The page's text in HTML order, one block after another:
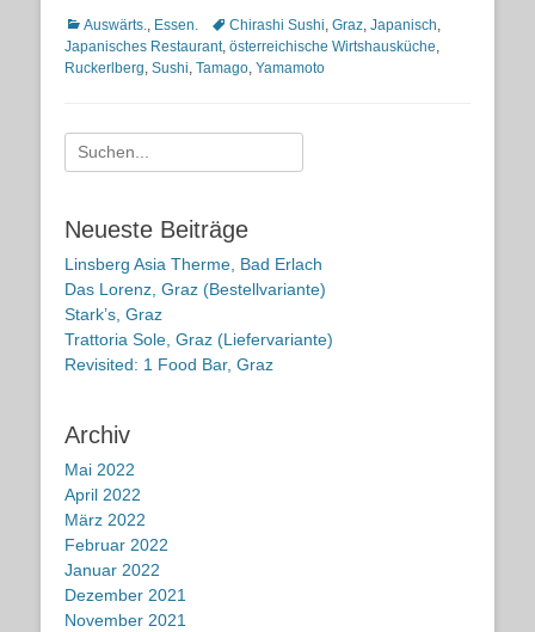
Kategorien
Auswärts. Essen. Schlagworte
Chirashi Sushi Graz Japanisch
Japanisches Restaurant, österreichische Wirtshausküche
Ruckerlberg Sushi Tamago Yamamoto
Suche
nach:
Neueste Beiträge
Linsberg Asia Therme, Bad Erlach
Das Lorenz, Graz (Bestellvariante)
Stark’s, Graz
Trattoria Sole, Graz (Liefervariante)
Revisited: 1 Food Bar, Graz
Archiv
Mai 2022
April 2022
März 2022
Februar 2022
Januar 2022
Dezember 2021
November 2021